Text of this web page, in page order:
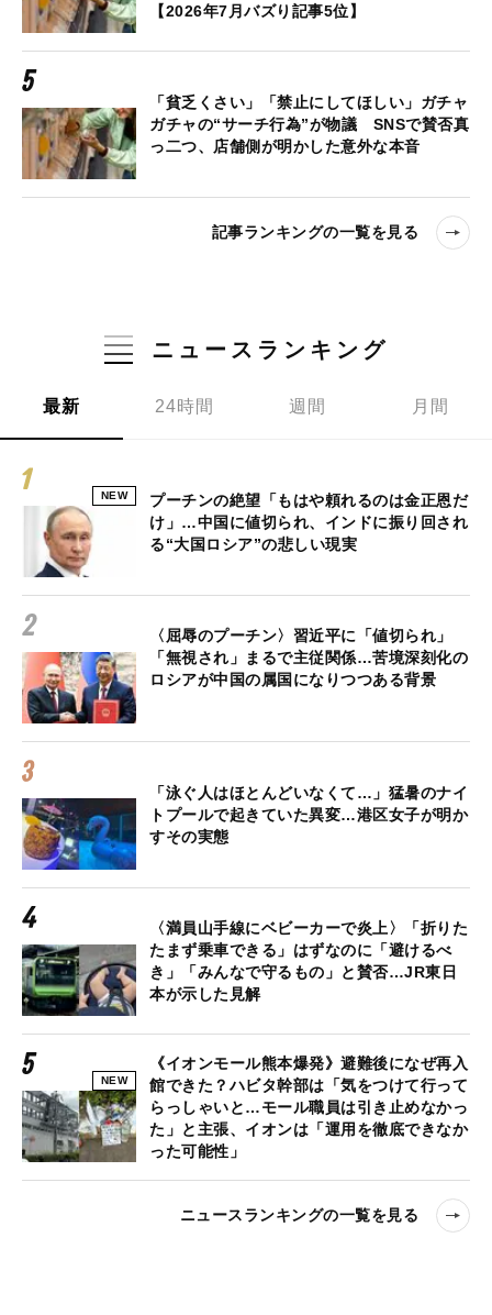
【2026年7月バズり記事5位】
「貧乏くさい」「禁止にしてほしい」ガチャ
ガチャの“サーチ行為”が物議 SNSで賛否真
っ二つ、店舗側が明かした意外な本音
記事ランキングの一覧を見る
ニュースランキング
最新 24時間 週間 月間
NEW
プーチンの絶望「もはや頼れるのは金正恩だ
け」…中国に値切られ、インドに振り回され
る“大国ロシア”の悲しい現実
〈屈辱のプーチン〉習近平に「値切られ」
「無視され」まるで主従関係…苦境深刻化の
ロシアが中国の属国になりつつある背景
「泳ぐ人はほとんどいなくて…」猛暑のナイ
トプールで起きていた異変…港区女子が明か
すその実態
〈満員山手線にベビーカーで炎上〉「折りた
たまず乗車できる」はずなのに「避けるべ
き」「みんなで守るもの」と賛否…JR東日
本が示した見解
NEW
《イオンモール熊本爆発》避難後になぜ再入
館できた？ハビタ幹部は「気をつけて行って
らっしゃいと…モール職員は引き止めなかっ
た」と主張、イオンは「運用を徹底できなか
った可能性」
ニュースランキングの一覧を見る